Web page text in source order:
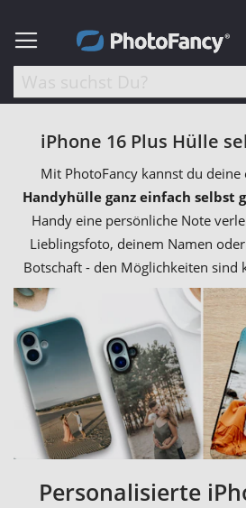
iPhone 16 Plus Hülle
Mit PhotoFancy kannst du deine
Handyhülle ganz einfach selbst
Handy eine persönliche Note
Lieblingsfoto, deinem Namen
Botschaft - den Möglichkeiten sind
Personalisierte